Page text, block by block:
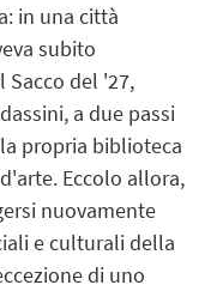
in una città
subito
Sacco del '27,
a due passi
propria biblioteca
Eccolo allora,
nuovamente
e culturali della
di uno